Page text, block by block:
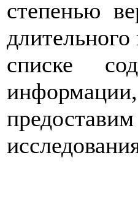
степенью
списке